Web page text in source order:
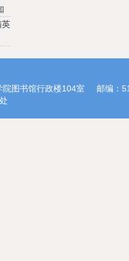
英
图书馆行政楼104室
邮编：